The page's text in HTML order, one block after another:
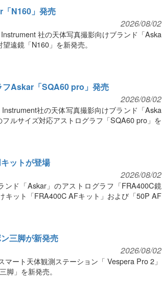
N160」発売
2026/08/02
社の天体写真撮影向けブランド「Aska
遠鏡「N160」を新発売。
フAskar「SQA60 pro」発売
2026/08/02
社の天体写真撮影向けブランド「Aska
ルサイズ対応アストログラフ「SQA60 pro」を
ットが登場
2026/08/02
ド「Askar」のアストログラフ「FRA400C鏡
キット「FRA400C AFキット」および「50P AF
三脚が新発売
2026/08/02
ート天体観測ステーション「 Vespera Pro 2」
」を新発売。